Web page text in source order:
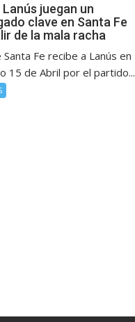
Lanús juegan un
clave en Santa Fe
de la mala racha
Santa Fe recibe a Lanús en
15 de Abril por el partido...